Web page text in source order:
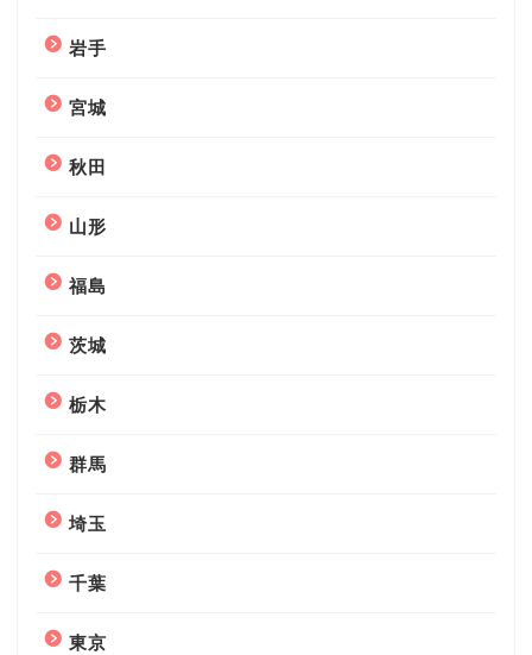
岩手
宮城
秋田
山形
福島
茨城
栃木
群馬
埼玉
千葉
東京